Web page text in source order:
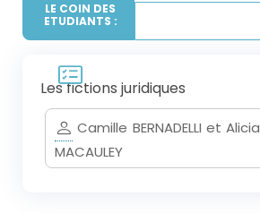
LE COIN DES
ETUDIANTS :
Les fictions juridiques
Camille BERNADELLI et Alicia
MACAULEY